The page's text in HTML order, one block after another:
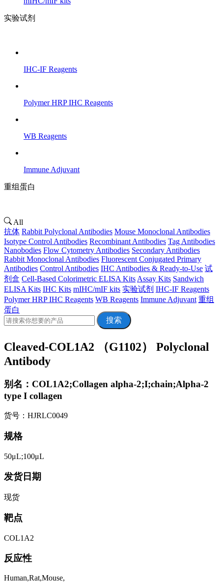
实验试剂
IHC-IF Reagents
Polymer HRP IHC Reagents
WB Reagents
Immune Adjuvant
重组蛋白
All
抗体 Rabbit Polyclonal Antibodies Mouse Monoclonal Antibodies
Isotype Control Antibodies Recombinant Antibodies Tag Antibodies
Nanobodies Flow Cytometry Antibodies Secondary Antibodies
Rabbit Monoclonal Antibodies Fluorescent Conjugated Primary
Antibodies Control Antibodies IHC Antibodies & Ready-to-Use 试
剂盒 Cell-Based Colorimetric ELISA Kits Assay Kits Sandwich
ELISA Kits IHC Kits mIHC/mIF kits 实验试剂 IHC-IF Reagents
Polymer HRP IHC Reagents WB Reagents Immune Adjuvant 重组
蛋白
搜索
Cleaved-COL1A2 （G1102） Polyclonal
Antibody
别名：COL1A2;Collagen alpha-2;I;chain;Alpha-2
type I collagen
货号：HJRLC0049
规格
50μL;100μL
发货日期
现货
靶点
COL1A2
反应性
Human,Rat,Mouse,